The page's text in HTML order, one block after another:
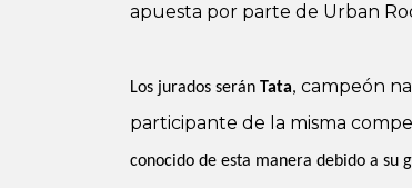
apuesta por parte de Urban
Los jurados serán Tata, campeón
participante de la misma
conocido de esta manera debido a su